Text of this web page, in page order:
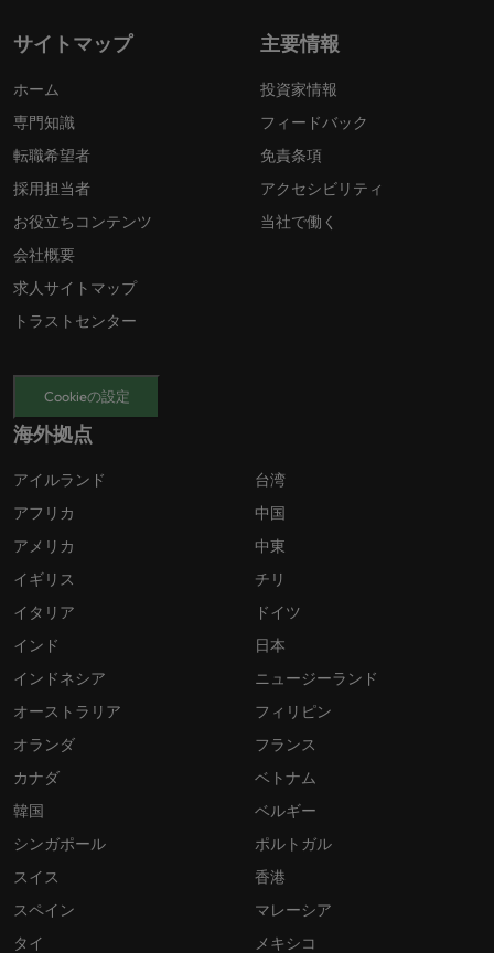
サイトマップ
ホーム
専門知識
転職希望者
採用担当者
お役立ちコンテンツ
会社概要
求人サイトマップ
トラストセンター
主要情報
投資家情報
フィードバック
免責条項
アクセシビリティ
当社で働く
Cookieの設定
海外拠点
アイルランド
アフリカ
アメリカ
イギリス
イタリア
インド
インドネシア
オーストラリア
オランダ
カナダ
韓国
シンガポール
スイス
スペイン
タイ
台湾
中国
中東
チリ
ドイツ
日本
ニュージーランド
フィリピン
フランス
ベトナム
ベルギー
ポルトガル
香港
マレーシア
メキシコ